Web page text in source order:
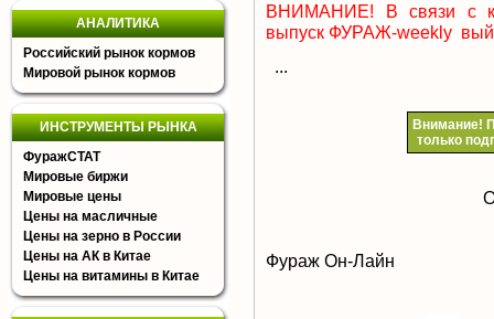
АНАЛИТИКА
Российский рынок кормов
Мировой рынок кормов
ИНСТРУМЕНТЫ РЫНКА
ФуражСТАТ
Мировые биржи
Мировые цены
Цены на масличные
Цены на зерно в России
Цены на АК в Китае
Цены на витамины в Китае
ВНИМАНИЕ! В связи с
выпуск ФУРАЖ-weekly
...
Внимание!
только
Фураж Он-Лайн